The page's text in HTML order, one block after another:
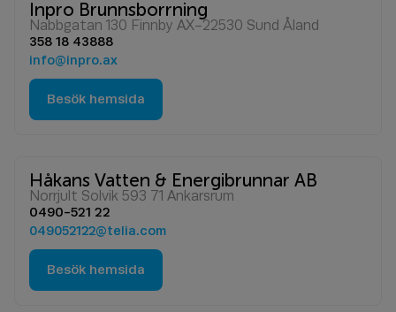
Inpro Brunnsborrning
Nabbgatan 130 Finnby AX-22530 Sund Åland
358 18 43888
info@inpro.ax
Besök hemsida
Håkans Vatten & Energibrunnar AB
Norrjult Solvik 593 71 Ankarsrum
0490-521 22
049052122@telia.com
Besök hemsida